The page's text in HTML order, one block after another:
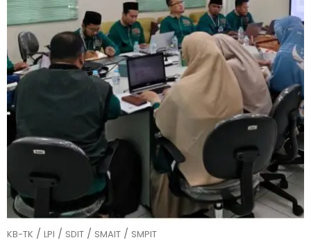
KB-TK / LPI / SDIT / SMAIT / SMPIT